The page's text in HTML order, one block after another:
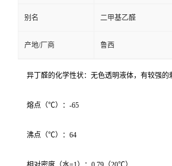
别名 二甲基乙醛
产地/厂商 鲁西
异丁醛的化学性状：无色透明液体，有较强的
熔点（℃）：-65
沸点（℃）：64